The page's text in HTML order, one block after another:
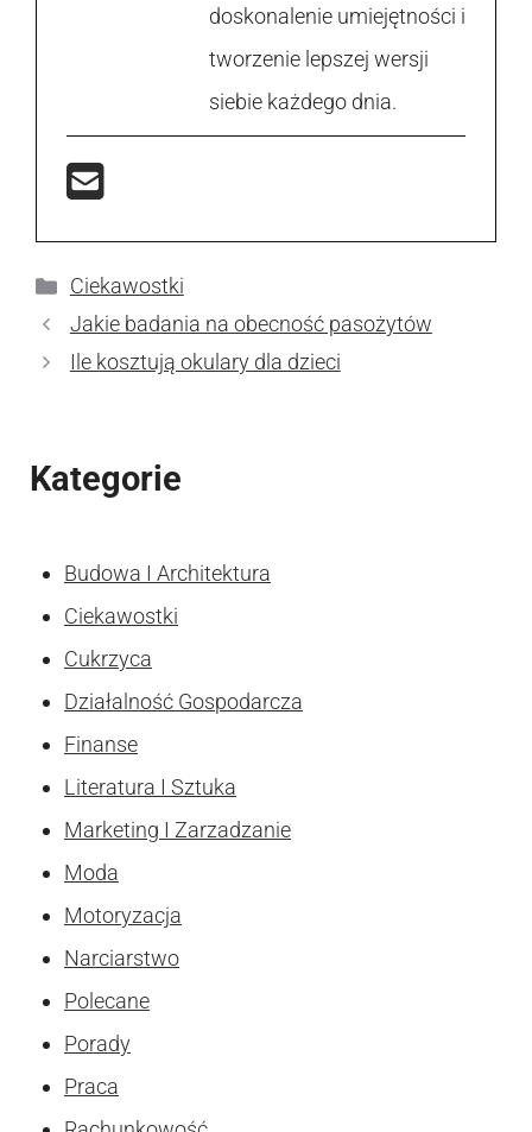
doskonalenie umiejętności i
tworzenie lepszej wersji
siebie każdego dnia.
Kategorie
Ciekawostki
Jakie badania na obecność pasożytów
Ile kosztują okulary dla dzieci
Kategorie
Budowa I Architektura
Ciekawostki
Cukrzyca
Działalność Gospodarcza
Finanse
Literatura I Sztuka
Marketing I Zarzadzanie
Moda
Motoryzacja
Narciarstwo
Polecane
Porady
Praca